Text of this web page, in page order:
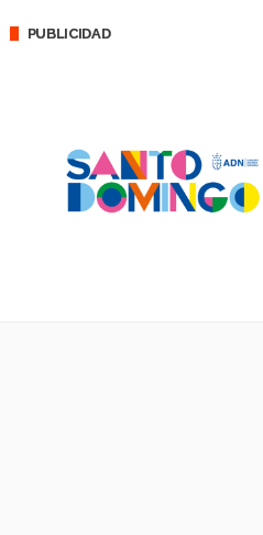
PUBLICIDAD